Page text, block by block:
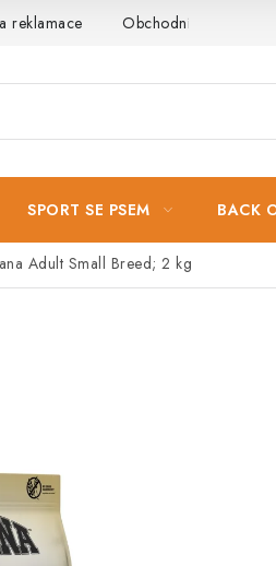
reklamace Obchodní podmínky
SPORT SE PSEM BACK
Adult Small Breed; 2 kg